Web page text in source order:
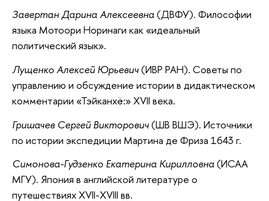
Завертан Дарина Алексеевна(ДВФУ). Философии
языка Мотоори Норинаги как «идеальный
политический язык».
Лущенко Алексей Юрьевич(ИВР РАН). Советы по
управлению и обсуждение истории в дидактическом
комментарии «Тэйканхё:» XVII века.
Гришачев Сергей Викторович(ШВ ВШЭ). Источники
по истории экспедиции Мартина де Фриза 1643 г.
Симонова-Гудзенко Екатерина Кирилловна(ИСАА
МГУ). Япония в английской литературе о
путешествиях XVII-XVIII вв.